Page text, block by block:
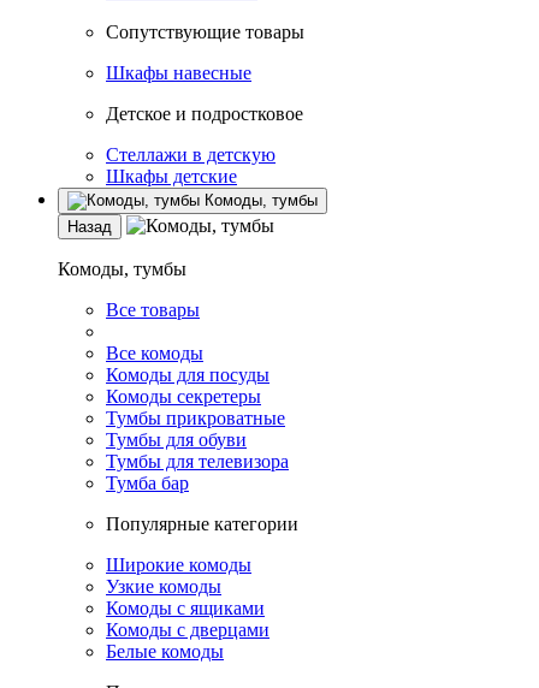
Сопутствующие товары
Шкафы навесные
Детское и подростковое
Стеллажи в детскую
Шкафы детские
Комоды, тумбы
Назад
Комоды, тумбы
Все товары
Все комоды
Комоды для посуды
Комоды секретеры
Тумбы прикроватные
Тумбы для обуви
Тумбы для телевизора
Тумба бар
Популярные категории
Широкие комоды
Узкие комоды
Комоды с ящиками
Комоды с дверцами
Белые комоды